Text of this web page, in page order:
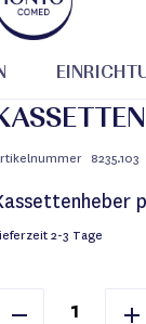
8235.103
2-3 Tage